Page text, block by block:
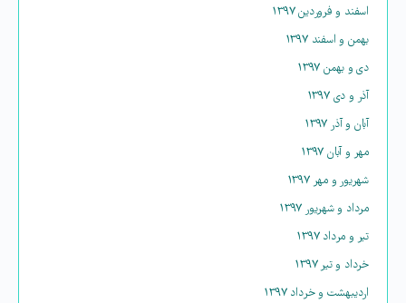
اسفند و فروردین ۱۳۹۷
بهمن و اسفند ۱۳۹۷
دی و بهمن ۱۳۹۷
آذر و دی ۱۳۹۷
آبان و آذر ۱۳۹۷
مهر و آبان ۱۳۹۷
شهریور و مهر ۱۳۹۷
مرداد و شهریور ۱۳۹۷
تیر و مرداد ۱۳۹۷
خرداد و تیر ۱۳۹۷
اردیبهشت و خرداد ۱۳۹۷